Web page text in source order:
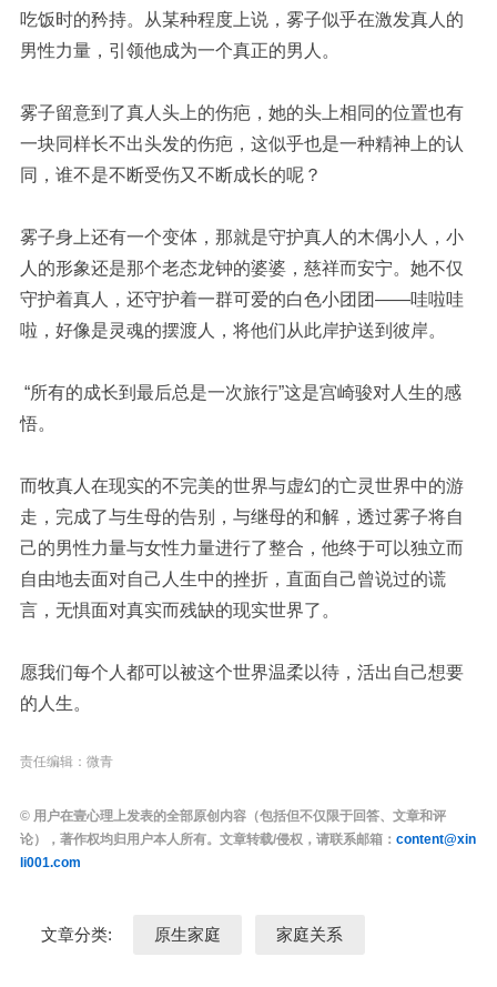
吃饭时的矜持。从某种程度上说，雾子似乎在激发真人的
男性力量，引领他成为一个真正的男人。
雾子留意到了真人头上的伤疤，她的头上相同的位置也有
一块同样长不出头发的伤疤，这似乎也是一种精神上的认
同，谁不是不断受伤又不断成长的呢？
雾子身上还有一个变体，那就是守护真人的木偶小人，小
人的形象还是那个老态龙钟的婆婆，慈祥而安宁。她不仅
守护着真人，还守护着一群可爱的白色小团团——哇啦哇
啦，好像是灵魂的摆渡人，将他们从此岸护送到彼岸。
“所有的成长到最后总是一次旅行”这是宫崎骏对人生的感
悟。
而牧真人在现实的不完美的世界与虚幻的亡灵世界中的游
走，完成了与生母的告别，与继母的和解，透过雾子将自
己的男性力量与女性力量进行了整合，他终于可以独立而
自由地去面对自己人生中的挫折，直面自己曾说过的谎
言，无惧面对真实而残缺的现实世界了。
愿我们每个人都可以被这个世界温柔以待，活出自己想要
的人生。
责任编辑：微青
© 用户在壹心理上发表的全部原创内容（包括但不仅限于回答、文章和评
论），著作权均归用户本人所有。文章转载/侵权，请联系邮箱： content@xin
li001.com
文章分类: 原生家庭 家庭关系